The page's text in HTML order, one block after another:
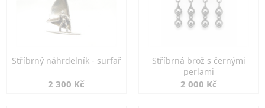
Stříbrný náhrdelník - surfař
2 300 Kč
Stříbrná brož s černými
perlami
2 000 Kč